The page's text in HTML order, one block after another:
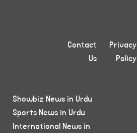
Privacy
Policy
Contact
Us
Showbiz News in Urdu
Sports News in Urdu
International News in